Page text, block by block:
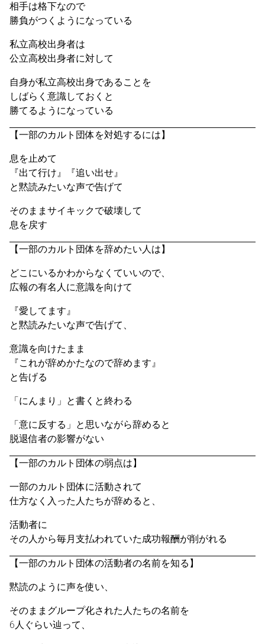
相手は格下なので
勝負がつくようになっている
私立高校出身者は
公立高校出身者に対して
自身が私立高校出身であることを
しばらく意識しておくと
勝てるようになっている
【一部のカルト団体を対処するには】
息を止めて
『出て行け』『追い出せ』
と黙読みたいな声で告げて
そのままサイキックで破壊して
息を戻す
【一部のカルト団体を辞めたい人は】
どこにいるかわからなくていいので、
広報の有名人に意識を向けて
『愛してます』
と黙読みたいな声で告げて、
意識を向けたまま
『これが辞めかたなので辞めます』
と告げる
「にんまり」と書くと終わる
「意に反する」と思いながら辞めると
脱退信者の影響がない
【一部のカルト団体の弱点は】
一部のカルト団体に活動されて
仕方なく入った人たちが辞めると、
活動者に
その人から毎月支払われていた成功報酬が削がれる
【一部のカルト団体の活動者の名前を知る】
黙読のように声を使い、
そのままグループ化された人たちの名前を
6人ぐらい辿って、